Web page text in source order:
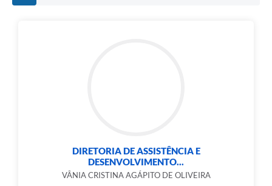
DIRETORIA DE ASSISTÊNCIA E
DESENVOLVIMENTO...
VÂNIA CRISTINA AGÁPITO DE OLIVEIRA